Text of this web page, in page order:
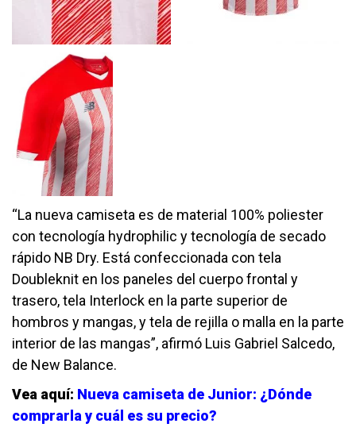
“La nueva camiseta es de material 100% poliester
con tecnología hydrophilic y tecnología de secado
rápido NB Dry. Está confeccionada con tela
Doubleknit en los paneles del cuerpo frontal y
trasero, tela Interlock en la parte superior de
hombros y mangas, y tela de rejilla o malla en la parte
interior de las mangas”, afirmó Luis Gabriel Salcedo,
de New Balance.
Vea aquí: Nueva camiseta de Junior: ¿Dónde
comprarla y cuál es su precio?